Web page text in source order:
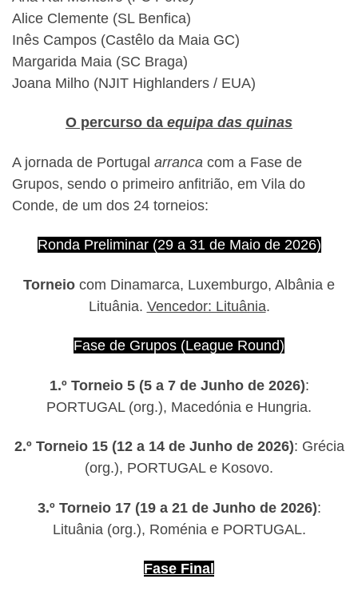
Alice Clemente (SL Benfica)
Inês Campos (Castêlo da Maia GC)
Margarida Maia (SC Braga)
Joana Milho (NJIT Highlanders / EUA)
O percurso da equipa das quinas
A jornada de Portugal arranca com a Fase de
Grupos, sendo o primeiro anfitrião, em Vila do
Conde, de um dos 24 torneios:
Ronda Preliminar (29 a 31 de Maio de 2026)
Torneio com Dinamarca, Luxemburgo, Albânia e
Lituânia. Vencedor: Lituânia.
Fase de Grupos (League Round)
1.º Torneio 5 (5 a 7 de Junho de 2026):
PORTUGAL (org.), Macedónia e Hungria.
2.º Torneio 15 (12 a 14 de Junho de 2026): Grécia
(org.), PORTUGAL e Kosovo.
3.º Torneio 17 (19 a 21 de Junho de 2026):
Lituânia (org.), Roménia e PORTUGAL.
Fase Final